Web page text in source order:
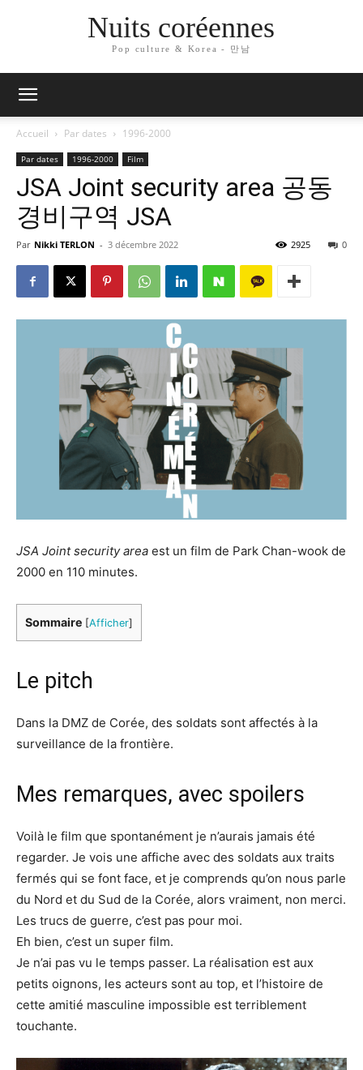
Nuits coréennes
Pop culture & Korea - 만남
Accueil Par dates 1996-2000
Par dates 1996-2000 Film
JSA Joint security area 공동
경비구역 JSA
Par Nikki TERLON - 3 décembre 2022 0
2925
JSA Joint security area est un film de Park Chan-wook de
2000 en 110 minutes.
Sommaire [Afficher]
Le pitch
Dans la DMZ de Corée, des soldats sont affectés à la
surveillance de la frontière.
Mes remarques, avec spoilers
Voilà le film que spontanément je n’aurais jamais été
regarder. Je vois une affiche avec des soldats aux traits
fermés qui se font face, et je comprends qu’on nous parle
du Nord et du Sud de la Corée, alors vraiment, non merci.
Les trucs de guerre, c’est pas pour moi.
Eh bien, c’est un super film.
Je n’ai pas vu le temps passer. La réalisation est aux
petits oignons, les acteurs sont au top, et l’histoire de
cette amitié masculine impossible est terriblement
touchante.